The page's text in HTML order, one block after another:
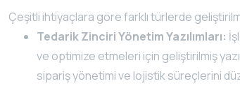
Çeşitli ihtiyaçlara göre farklı türlerde
Tedarik Zinciri Yönetim Yazılımları:
ve optimize etmeleri için geliştirilmiş
sipariş yönetimi ve lojistik süreçlerini